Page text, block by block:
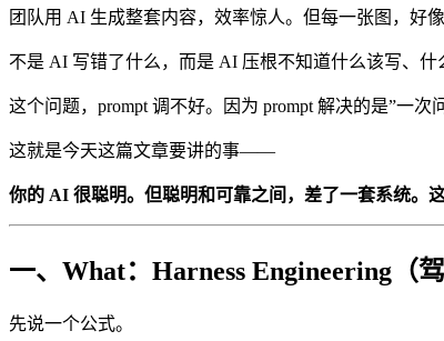
团队用 AI 生成整套内容，效率惊人。但每一张图，好
不是 AI 写错了什么，而是 AI 压根不知道什么该写、什
这个问题，prompt 调不好。因为 prompt 解决的是”一次
这就是今天这篇文章要讲的事——
你的 AI 很聪明。但聪明和可靠之间，差了一套系统。
一、What：Harness Engineering（
先说一个公式。